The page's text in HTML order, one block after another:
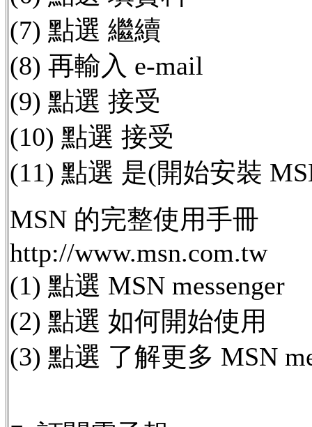
(7) 點選 繼續
(8) 再輸入 e-mail
(9) 點選 接受
(10) 點選 接受
(11) 點選 是(開始安裝
MSN 的完整使用手冊
http://www.msn.com.tw
(1) 點選 MSN messenger
(2) 點選 如何開始使用
(3) 點選 了解更多 MSN